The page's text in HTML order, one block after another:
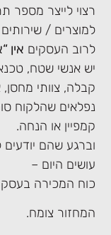
רצוי לייצר מספר
למוצרים /
לרוב העסקים אין
יש אנשי שטח,
קבלה, צוותי
נפלאים שהלקוח
קמפיין או הנחה.
עושים היום –
כוח המכירה
המחזור צומח.